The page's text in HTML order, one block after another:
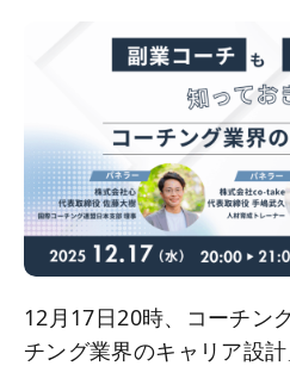
12月17日20時、コーチン
チング業界のキャリア設